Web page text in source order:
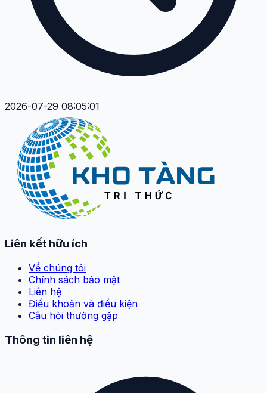
2026-07-29 08:05:01
Liên kết hữu ích
Về chúng tôi
Chính sách bảo mật
Liên hệ
Điều khoản và điều kiện
Câu hỏi thường gặp
Thông tin liên hệ